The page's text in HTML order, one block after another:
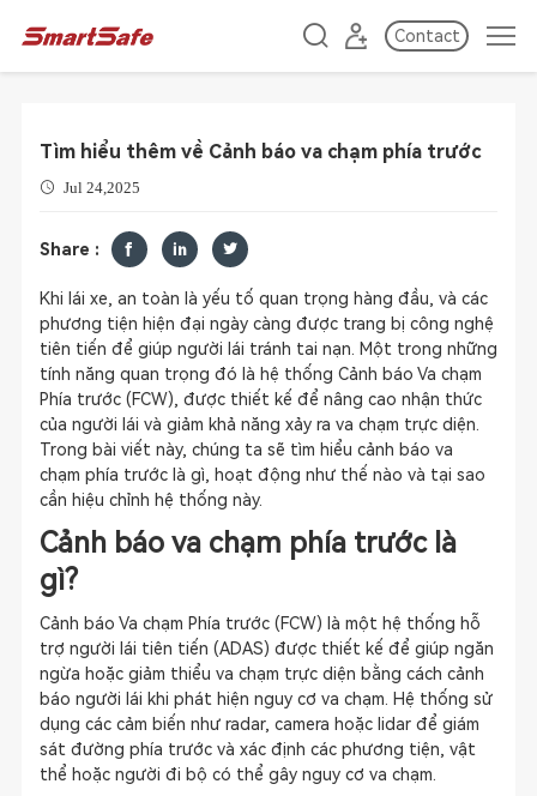
Contact
Tìm hiểu thêm về Cảnh báo va chạm phía trước
Jul 24,2025
Share :
Khi lái xe, an toàn là yếu tố quan trọng hàng đầu, và các
phương tiện hiện đại ngày càng được trang bị công nghệ
tiên tiến để giúp người lái tránh tai nạn. Một trong những
tính năng quan trọng đó là hệ thống Cảnh báo Va chạm
Phía trước (FCW), được thiết kế để nâng cao nhận thức
của người lái và giảm khả năng xảy ra va chạm trực diện.
Trong bài viết này, chúng ta sẽ tìm hiểu cảnh báo va
chạm phía trước là gì, hoạt động như thế nào và tại sao
cần hiệu chỉnh hệ thống này.
Cảnh báo va chạm phía trước là
gì?
Cảnh báo Va chạm Phía trước (FCW) là một hệ thống hỗ
trợ người lái tiên tiến (ADAS) được thiết kế để giúp ngăn
ngừa hoặc giảm thiểu va chạm trực diện bằng cách cảnh
báo người lái khi phát hiện nguy cơ va chạm. Hệ thống sử
dụng các cảm biến như radar, camera hoặc lidar để giám
sát đường phía trước và xác định các phương tiện, vật
thể hoặc người đi bộ có thể gây nguy cơ va chạm.